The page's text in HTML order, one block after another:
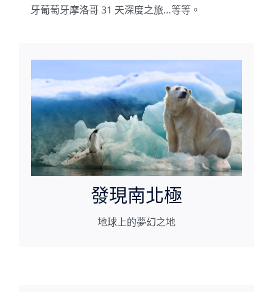
牙葡萄牙摩洛哥 31 天深度之旅…等等。
發現南北極
地球上的夢幻之地
地球上的夢幻之地
極地旅遊